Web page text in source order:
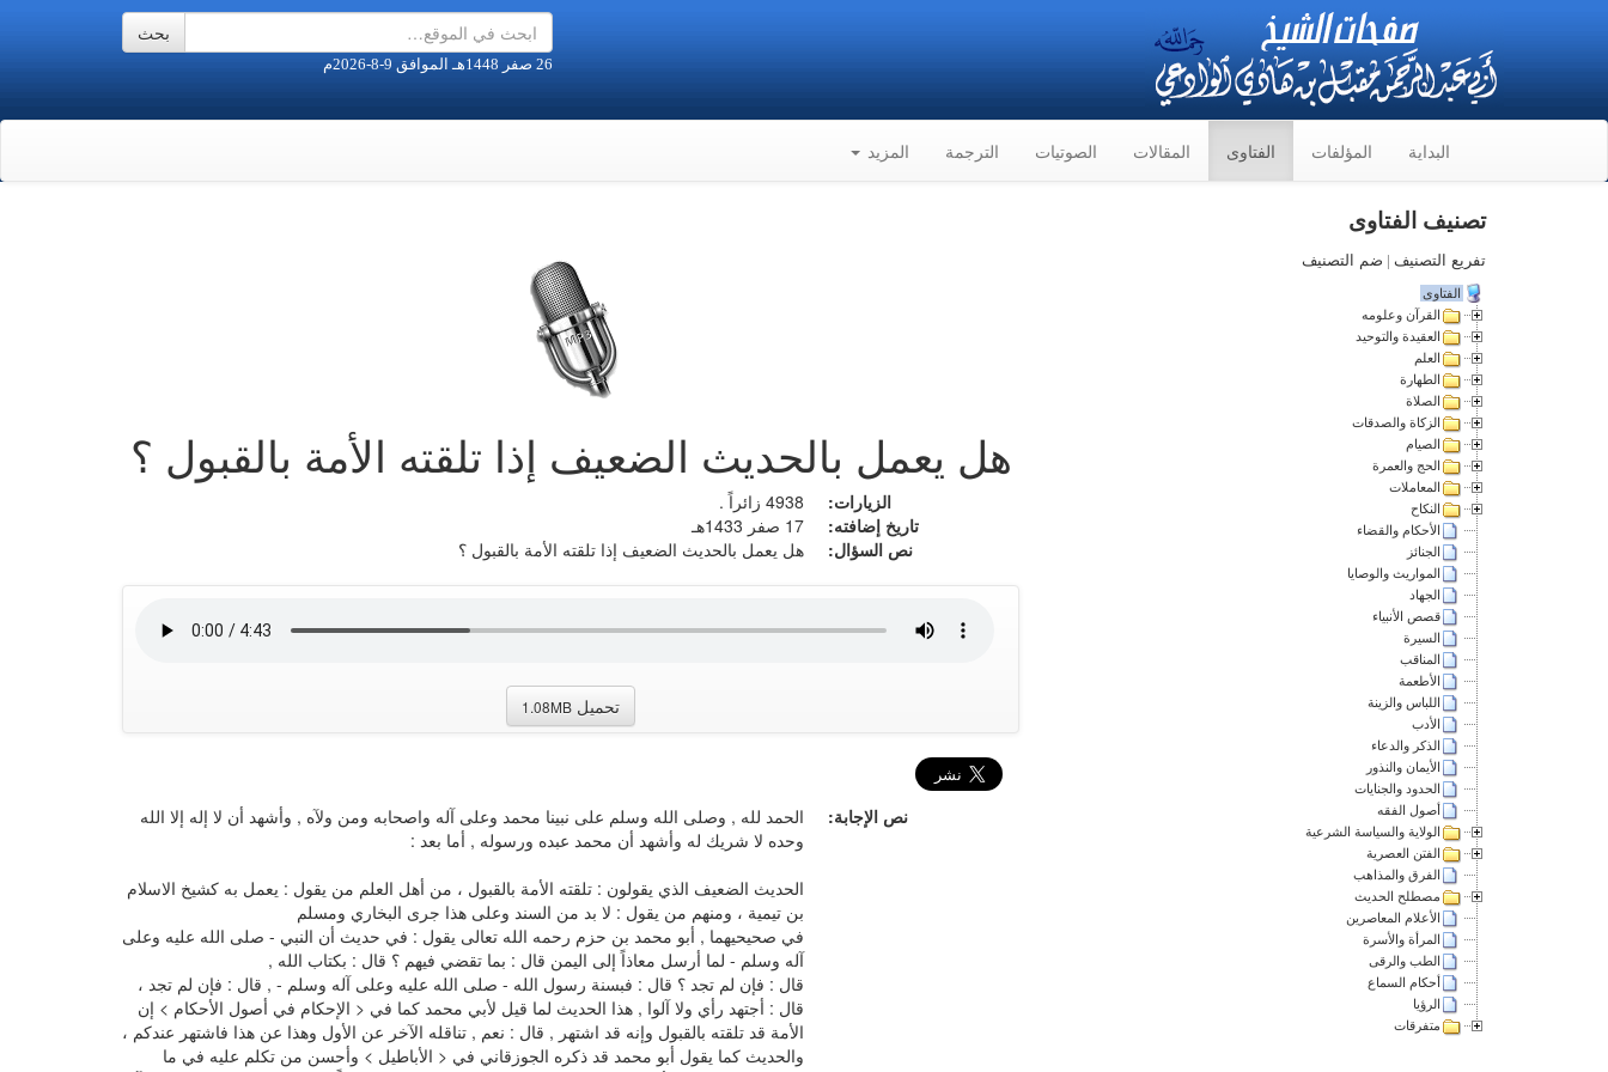
26 صفر 1448هـ الموافق 9-8-2026م
البداية المؤلفات الفتاوى المقالات الصوتيات الترجمة المزيد
هل يعمل بالحديث الضعيف إذا تلقته الأمة بالقبول ؟
الزيارات:
4938 زائراً .
تاريخ إضافته:
17 صفر 1433هـ
نص السؤال:
هل يعمل بالحديث الضعيف إذا تلقته الأمة بالقبول ؟
تحميل 1.08MB
نص الإجابة:
الحمد لله , وصلى الله وسلم على نبينا محمد وعلى آله واصحابه ومن ولآه , وأشهد أن لا إله إلا الله
وحده لا شريك له وأشهد أن محمد عبده ورسوله , أما بعد :
الحديث الضعيف الذي يقولون : تلقته الأمة بالقبول ، من أهل العلم من يقول : يعمل به كشيخ الاسلام
بن تيمية ، ومنهم من يقول : لا بد من السند وعلى هذا جرى البخاري ومسلم
في صحيحيهما , أبو محمد بن حزم رحمه الله تعالى يقول : في حديث أن النبي - صلى الله عليه وعلى
آله وسلم - لما أرسل معاذاً إلى اليمن قال : بما تقضي فيهم ؟ قال : بكتاب الله ,
قال : فإن لم تجد ؟ قال : فبسنة رسول الله - صلى الله عليه وعلى آله وسلم - , قال : فإن لم تجد ،
قال : أجتهد رأي ولا آلوا , هذا الحديث لما قيل لأبي محمد كما في < الإحكام في أصول الأحكام > إن
الأمة قد تلقته بالقبول وإنه قد اشتهر , قال : نعم , تناقله الآخر عن الأول وهذا عن هذا فاشتهر عندكم ،
والحديث كما يقول أبو محمد قد ذكره الجوزقاني في < الأباطيل > وأحسن من تكلم عليه في ما
تصنيف الفتاوى
تفريع التصنيف | ضم التصنيف
الفتاوى
القرآن وعلومه
العقيدة والتوحيد
العلم
الطهارة
الصلاة
الزكاة والصدقات
الصيام
الحج والعمرة
المعاملات
النكاح
الأحكام والقضاء
الجنائز
المواريث والوصايا
الجهاد
قصص الأنبياء
السيرة
المناقب
الأطعمة
اللباس والزينة
الأدب
الذكر والدعاء
الأيمان والنذور
الحدود والجنايات
أصول الفقه
الولاية والسياسة الشرعية
الفتن العصرية
الفرق والمذاهب
مصطلح الحديث
الأعلام المعاصرين
المرأة والأسرة
الطب والرقى
أحكام السماع
الرؤيا
متفرقات